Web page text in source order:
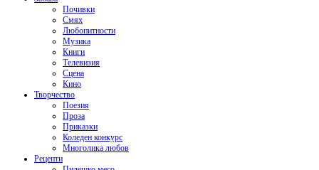
Почивки
Смях
Любопитности
Музика
Книги
Телевизия
Сцена
Кино
Творчество
Поезия
Проза
Приказки
Коледен конкурс
Многолика любов
Рецепти